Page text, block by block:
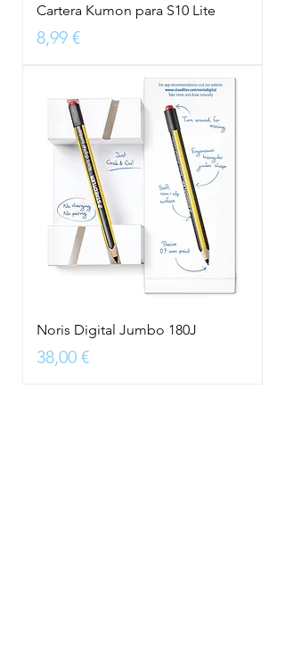
Cartera Kumon para S10 Lite
Precio
8,99 €
Noris Digital Jumbo 180J
Precio
38,00 €